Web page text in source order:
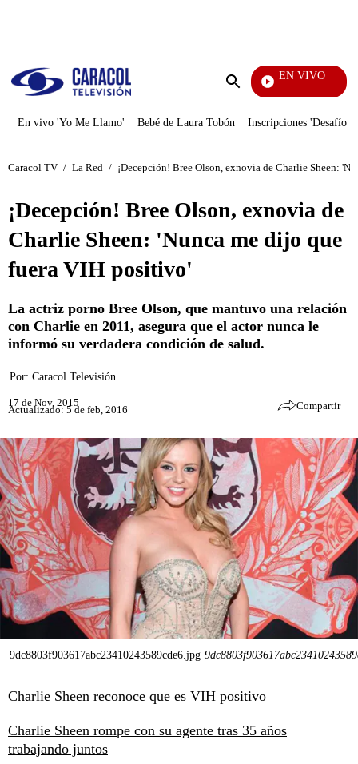
Enviar
EN VIVO
Rafael Orozco
En vivo 'Yo Me Llamo' Bebé de Laura Tobón Inscripciones 'Desafío'
Caracol TV / La Red / ¡Decepción! Bree Olson, exnovia de Charlie Sheen:
¡Decepción! Bree Olson, exnovia de
Charlie Sheen: 'Nunca me dijo que
fuera VIH positivo'
La actriz porno Bree Olson, que mantuvo una relación
con Charlie en 2011, asegura que el actor nunca le
informó su verdadera condición de salud.
Por: Caracol Televisión
17 de Nov, 2015
Actualizado: 5 de feb, 2016 Compartir
9dc8803f903617abc23410243589cde6.jpg
Charlie Sheen reconoce que es VIH positivo
Charlie Sheen rompe con su agente tras 35 años
trabajando juntos